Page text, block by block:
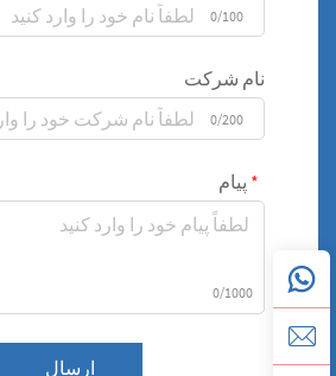
0/100
نام شرکت
0/200
پیام
0/1000
ارسال